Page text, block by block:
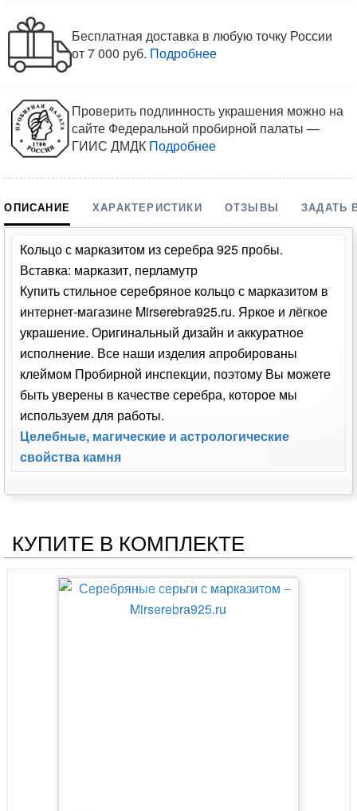
Бесплатная доставка в любую точку России
от 7 000 руб. Подробнее
Проверить подлинность украшения можно на
сайте Федеральной пробирной палаты —
ГИИС ДМДК Подробнее
ОПИСАНИЕ ХАРАКТЕРИСТИКИ ОТЗЫВЫ ЗАДАТЬ
Кольцо с марказитом из серебра 925 пробы.
Вставка: марказит, перламутр
Купить стильное серебряное кольцо с марказитом в
интернет-магазине Mirserebra925.ru. Яркое и лёгкое
украшение. Оригинальный дизайн и аккуратное
исполнение. Все наши изделия апробированы
клеймом Пробирной инспекции, поэтому Вы можете
быть уверены в качестве серебра, которое мы
используем для работы.
Целебные, магические и астрологические
свойства камня
КУПИТЕ В КОМПЛЕКТЕ